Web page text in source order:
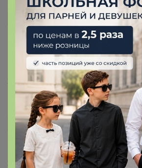
Ольга0880
Тряпочкой довольна, собирает на
Только мне большевата, пополам
люблю мыть маленькими
24 марта, 2022 23:05
mamaSV
Любимая тряпка, моет отлично
26 ноября, 2020 08:53